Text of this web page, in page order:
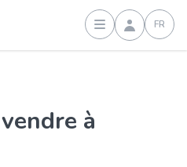
Connexion
FR